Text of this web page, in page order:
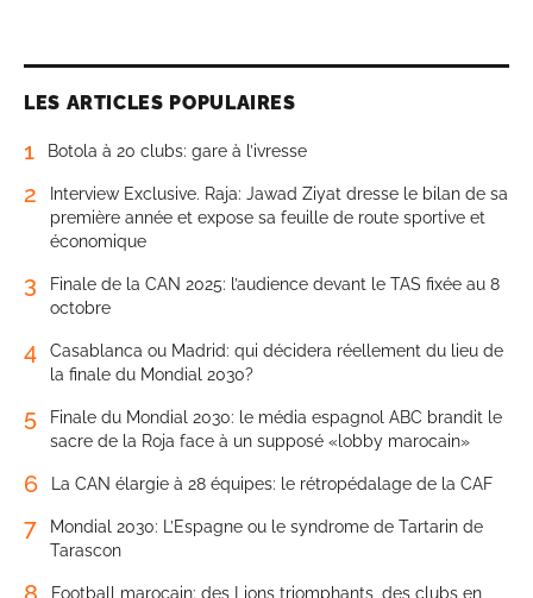
LES ARTICLES POPULAIRES
1 Botola à 20 clubs: gare à l’ivresse
2
Interview Exclusive. Raja: Jawad Ziyat dresse le bilan de sa
première année et expose sa feuille de route sportive et
économique
3
Finale de la CAN 2025: l’audience devant le TAS fixée au 8
octobre
4
Casablanca ou Madrid: qui décidera réellement du lieu de
la finale du Mondial 2030?
5
Finale du Mondial 2030: le média espagnol ABC brandit le
sacre de la Roja face à un supposé «lobby marocain»
6 La CAN élargie à 28 équipes: le rétropédalage de la CAF
7
Mondial 2030: L’Espagne ou le syndrome de Tartarin de
Tarascon
Football marocain: des Lions triomphants, des clubs en